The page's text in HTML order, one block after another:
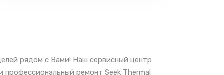
рядом с Вами! Наш сервисный центр
профессиональный ремонт Seek Thermal